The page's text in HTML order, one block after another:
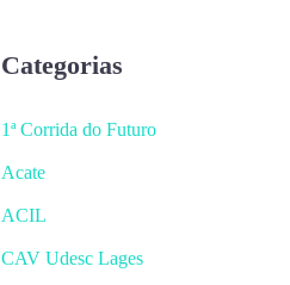
Categorias
1ª Corrida do Futuro
Acate
ACIL
CAV Udesc Lages